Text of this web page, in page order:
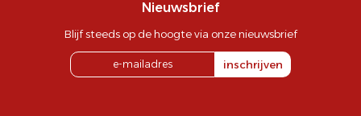
Nieuwsbrief
Blijf steeds op de hoogte via onze nieuwsbrief
inschrijven